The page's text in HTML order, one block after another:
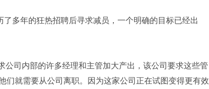
多年的狂热招聘后寻求减员，一个明确的目标已经出
公司内部的许多经理和主管加大产出，该公司要求这些管
们就需要从公司离职。因为这家公司正在试图变得更有效